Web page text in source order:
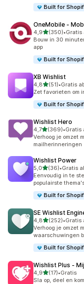
Built for
OneMobile ‑
4,9van 5 sterren
(350)
350 recensies in
•Gratis
Bouw in 30
app
Built for
XB Wishlist
4,8van 5 sterren
(51)
51 recensies in
•Gratis
Zet favorieten om
Built for
Wishlist Hero
4,7van 5 sterren
(369)
369 recensies in
•Gratis
Verhoog je omzet
mailherinneringen
Wishlist Power
5,0van 5 sterren
(36)
36 recensies in
•Gratis
Eenvoudig in te
populairste
Built for
SE Wishlist
4,8van 5 sterren
(252)
252 recensies in
•Gratis
Verhoog je omzet
waarschuwingen
Built for
Wishlist Plus ‑
4,9van 5 sterren
(17)
17 recensies in
•Gratis
Sla op, deel en